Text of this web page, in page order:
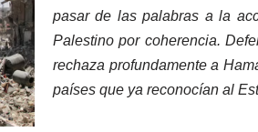
pasar de las palabras a la
Palestino por coherencia.
rechaza profundamente a
países que ya reconocían al